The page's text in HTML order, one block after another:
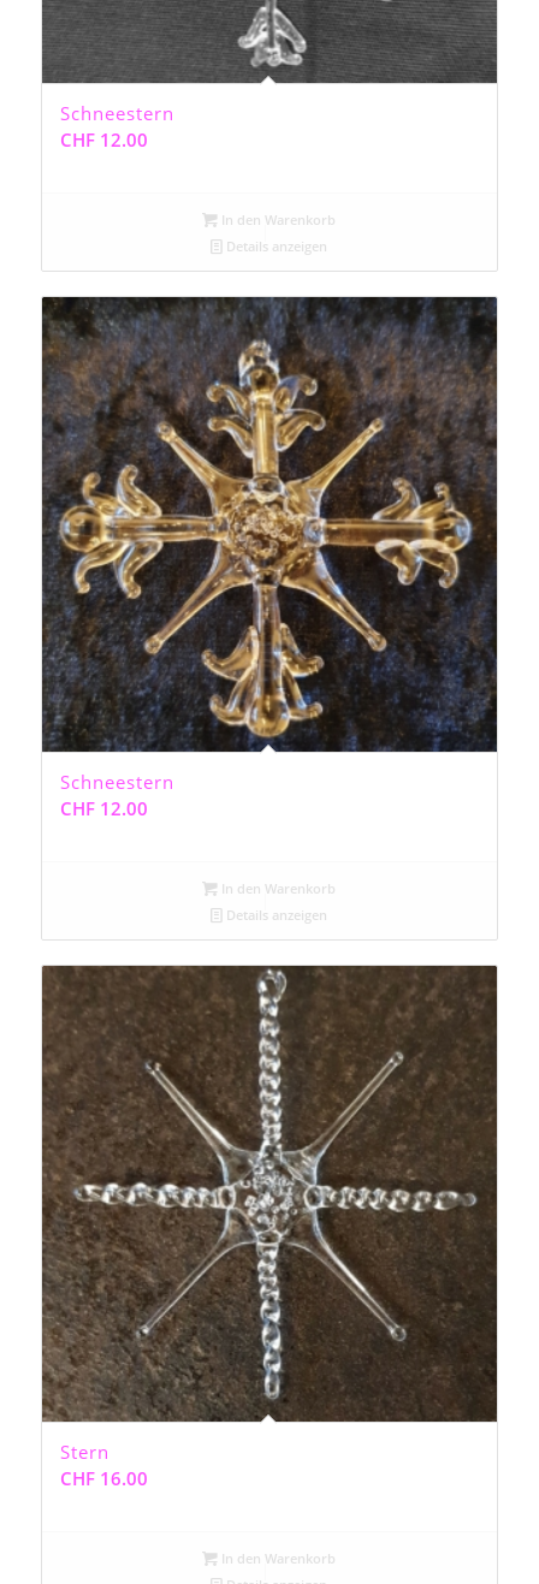
Schneestern
CHF12.00
In den Warenkorb
Details anzeigen
Schneestern
CHF12.00
In den Warenkorb
Details anzeigen
Stern
CHF16.00
In den Warenkorb